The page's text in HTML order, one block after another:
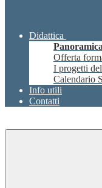
Didattica
Panoramica
Offerta
I progetti
Calendario
Info utili
Contatti